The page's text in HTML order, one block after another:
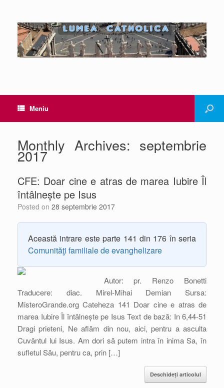
Meniu
Monthly Archives: septembrie
2017
CFE: Doar cine e atras de marea Iubire Îl
întâlnește pe Isus
Posted on 28 septembrie 2017
Această intrare este parte 141 din 176 în seria
Comunităţi familiale de evanghelizare
Autor: pr. Renzo Bonetti
Traducere: diac. Mirel-Mihai Demian Sursa:
MisteroGrande.org Cateheza 141 Doar cine e atras de
marea Iubire Îl întâlnește pe Isus Text de bază: In 6,44-51
Dragi prieteni, Ne aflăm din nou, aici, pentru a asculta
Cuvântul lui Isus. Am dori să putem intra în inima Sa, în
sufletul Său, pentru ca, prin […]
Deschideți articolul